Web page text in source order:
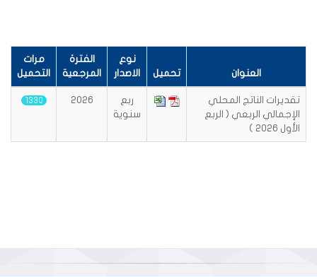
العنوان تحميل
نوع
الاصدار
الفترة
المرجعية
مرات
التحميل
تقديرات الناتج المحلي
الإجمالي الربعي ( الربع
الأول 2026 )
ربع
سنوية
2026
1330